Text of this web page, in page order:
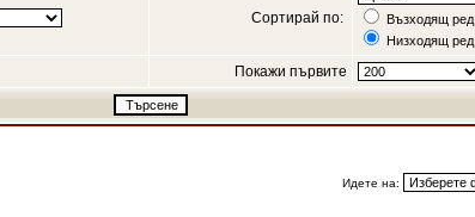
Сортирай по:
Възходящ ред
Низходящ ред
Покажи първите
Идете на: